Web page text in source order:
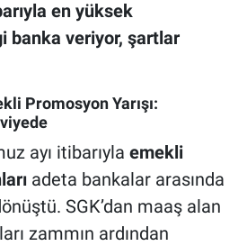
en yüksek
banka veriyor, şartlar
Promosyon Yarışı:
ayı itibarıyla emekli
adeta bankalar arasında
SGK’dan maaş alan
zammın ardından